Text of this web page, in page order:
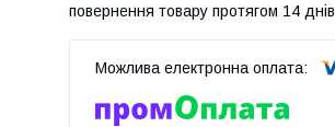
повернення товару протягом 14 днів